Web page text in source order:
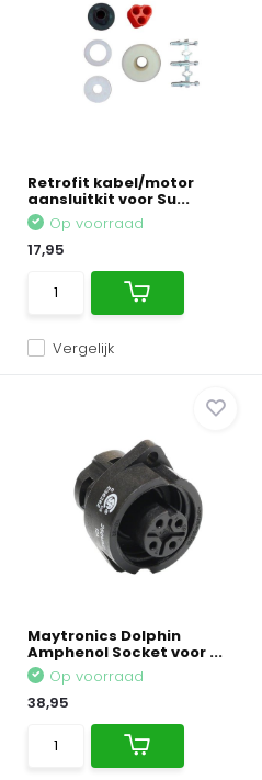
Retrofit kabel/motor
aansluitkit voor Su...
Vergelijk
Op voorraad
17,95
Maytronics Dolphin
Amphenol Socket voor ...
Op voorraad
38,95